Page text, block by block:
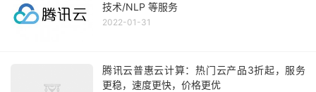
技术/NLP 等服务
2022-01-31
腾讯云普惠云计算：热门云产品3折起，服务
更稳，速度更快，价格更优